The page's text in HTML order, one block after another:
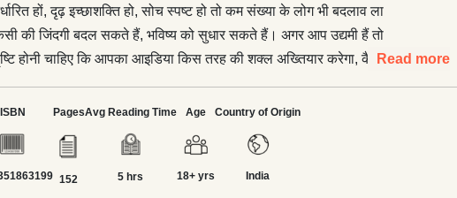
हों, दृढ़ इच्छाशक्ति हो, सोच स्पष्ट हो तो कम संख्या के लोग भी बदलाव ला
की जिंदगी बदल सकते हैं, भविष्य को सुधार सकते हैं। अगर आप उद्यमी हैं तो
होनी चाहिए कि आपका आइडिया किस तरह की शक्ल अख्तियार करेगा, कैसे
होती है। दुनिया उनके लिए भी सुखद होती है, लेकिन उनकी क्षमताओं को आगे बढ़ाना
उनके साथ बुरा बरताव करना चाहिए। किसी भी बीमारी से लड़ने के लिए मजबूत
का होना सबसे ज्यादा जरूरी है। दवा तो सिर्फ शरीर को बीमारी से लड़ने में मदद
मजबूत होगा तो आप बीमारी से सीधे टक्कर ले पाएँगे और उसे हरा पाएँगे। अगर
Read more
ISBN Pages
152
Avg Reading Time
5 hrs
Age
18+ yrs
Country of Origin
India